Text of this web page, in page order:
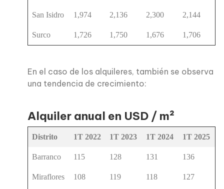
San Isidro 1,974 2,136 2,300 2,144
Surco 1,726 1,750 1,676 1,706
En el caso de los alquileres, también se observa
una tendencia de crecimiento:
Alquiler anual en USD / m²
Distrito 1T 2022 1T 2023 1T 2024 1T 2025
Barranco 115 128 131 136
Miraflores 108 119 118 127